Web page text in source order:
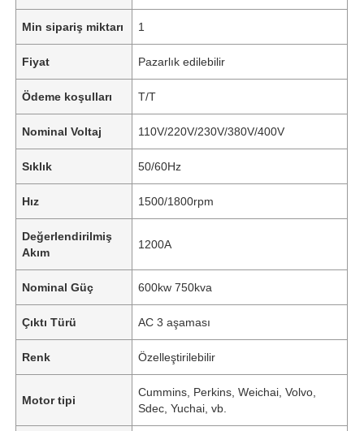
Min sipariş miktarı 1
Fiyat Pazarlık edilebilir
Ödeme koşulları T/T
Nominal Voltaj 110V/220V/230V/380V/400V
Sıklık 50/60Hz
Hız 1500/1800rpm
Değerlendirilmiş
Akım
1200A
Nominal Güç 600kw 750kva
Çıktı Türü AC 3 aşaması
Renk Özelleştirilebilir
Motor tipi
Cummins, Perkins, Weichai, Volvo,
Sdec, Yuchai, vb.